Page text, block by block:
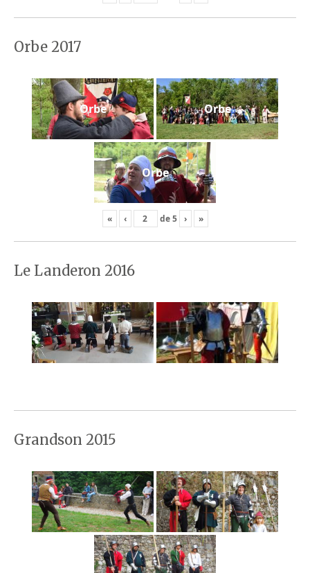
Orbe 2017
Orbe Orbe
Orbe
« ‹ de5 › »
Le Landeron 2016
Grandson 2015